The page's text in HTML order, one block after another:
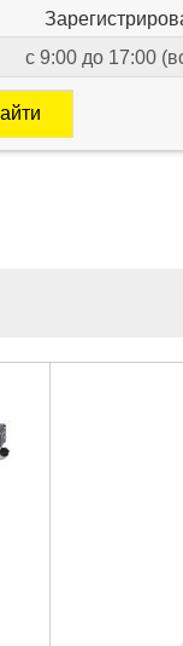
с 9:00 до 17:00